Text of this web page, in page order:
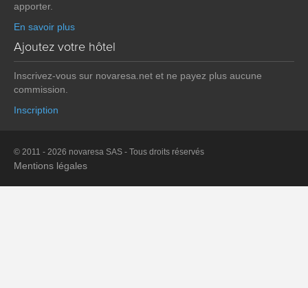
apporter.
En savoir plus
Ajoutez votre hôtel
Inscrivez-vous sur novaresa.net et ne payez plus aucune
commission.
Inscription
© 2011 - 2026 novaresa SAS - Tous droits réservés
Mentions légales